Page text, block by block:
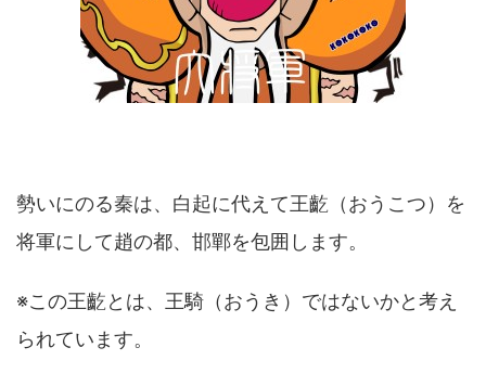
勢いにのる秦は、白起に代えて王齕（おうこつ）を
将軍にして趙の都、邯鄲を包囲します。
※この王齕とは、王騎（おうき）ではないかと考え
られています。